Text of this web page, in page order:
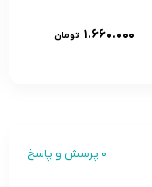
۱.۶۶۰.۰۰۰ تومان
0 پرسش و پاسخ